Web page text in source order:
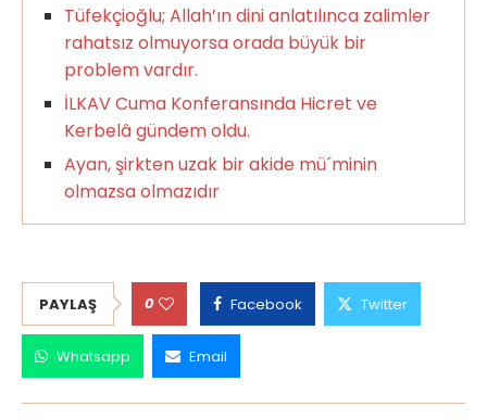
Tüfekçioğlu; Allah’ın dini anlatılınca zalimler
rahatsız olmuyorsa orada büyük bir
problem vardır.
İLKAV Cuma Konferansında Hicret ve
Kerbelâ gündem oldu.
Ayan, şirkten uzak bir akide mü´minin
olmazsa olmazıdır
PAYLAŞ 0 Facebook Twitter
Whatsapp Email